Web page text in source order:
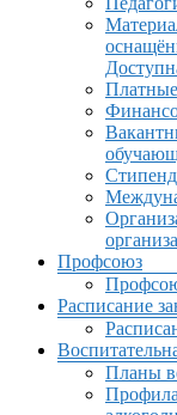
Платные
Профсоюз
Расписание
Планы